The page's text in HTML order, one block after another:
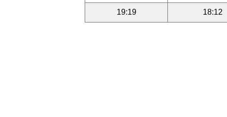
18:12
19:19